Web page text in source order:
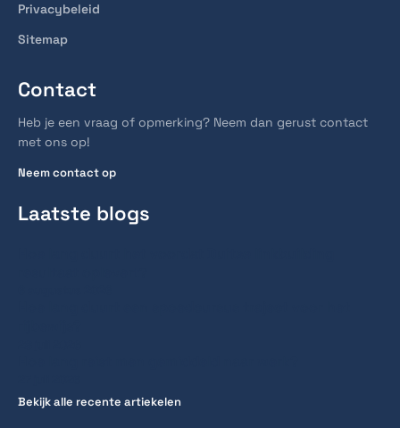
Privacybeleid
Sitemap
Contact
Heb je een vraag of opmerking? Neem dan gerust contact
met ons op!
Neem contact op
Laatste blogs
Bekijk alle recente artiekelen